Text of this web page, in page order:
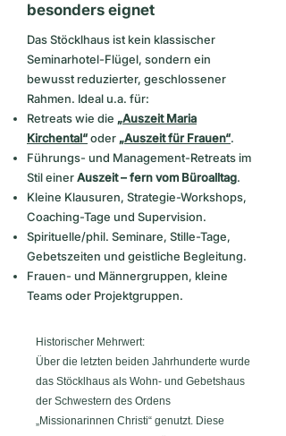
besonders eignet
Das Stöcklhaus ist kein klassischer
Seminarhotel-Flügel, sondern ein
bewusst reduzierter, geschlossener
Rahmen. Ideal u.a. für:
Retreats wie die „Auszeit Maria
Kirchental“oder „Auszeit für Frauen“.
Führungs- und Management-Retreats im
Stil einerAuszeit – fern vom Büroalltag.
Kleine Klausuren, Strategie-Workshops,
Coaching-Tage und Supervision.
Spirituelle/phil. Seminare, Stille-Tage,
Gebetszeiten und geistliche Begleitung.
Frauen- und Männergruppen, kleine
Teams oder Projektgruppen.
Historischer Mehrwert:
Über die letzten beiden Jahrhunderte wurde
das Stöcklhaus als Wohn- und Gebetshaus
der Schwestern des Ordens
„Missionarinnen Christi“ genutzt. Diese